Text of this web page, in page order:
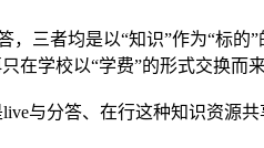
三者均是以“知识”作为“标
在学校以“学费”的形式交换而
与分答、在行这种知识资源